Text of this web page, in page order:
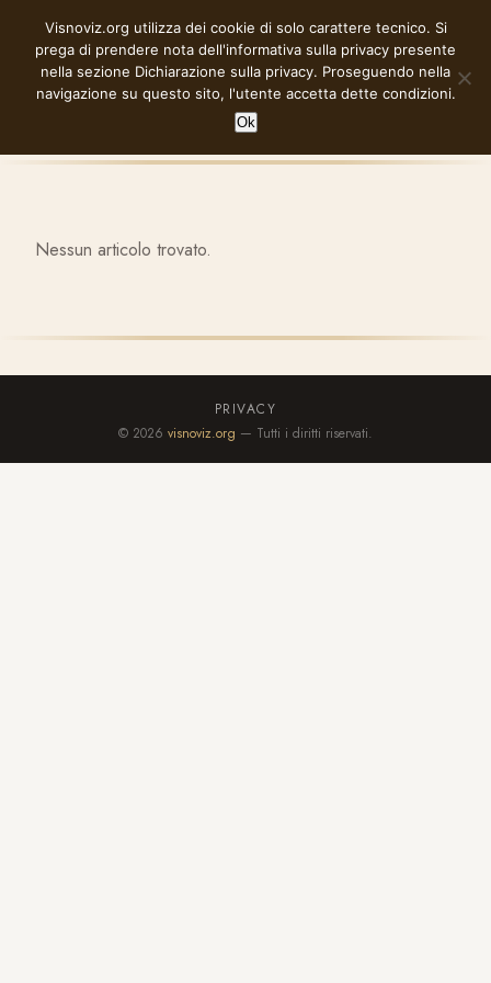
contenuto
VISNOVIZ.ORG
Nessun articolo trovato.
PRIVACY
© 2026 visnoviz.org — Tutti i diritti riservati.
Visnoviz.org utilizza dei cookie di solo carattere tecnico. Si
prega di prendere nota dell'informativa sulla privacy presente
nella sezione Dichiarazione sulla privacy. Proseguendo nella
navigazione su questo sito, l'utente accetta dette condizioni.
Ok